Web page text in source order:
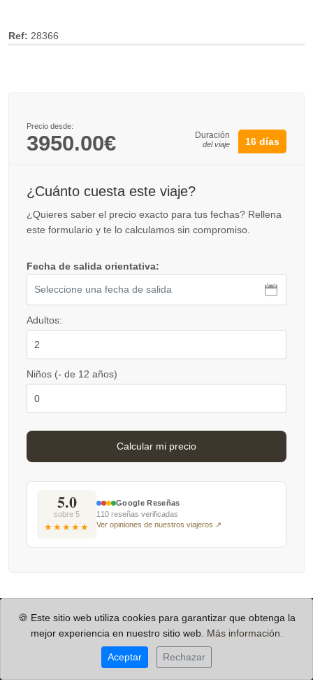
Ref: 28366
Precio desde:
3950.00€ Duración
del viaje 16 días
¿Cuánto cuesta este viaje?
¿Quieres saber el precio exacto para tus fechas? Rellena
este formulario y te lo calculamos sin compromiso.
Fecha de salida orientativa:
Adultos:
Niños (- de 12 años)
5.0
sobre 5
★★★★★
Google Reseñas
110 reseñas verificadas
Ver opiniones de nuestros viajeros ↗
🍪 Este sitio web utiliza cookies para garantizar que obtenga la
mejor experiencia en nuestro sitio web. Más información.
Aceptar Rechazar